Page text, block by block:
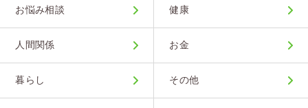
お悩み相談 健康
人間関係 お金
暮らし その他